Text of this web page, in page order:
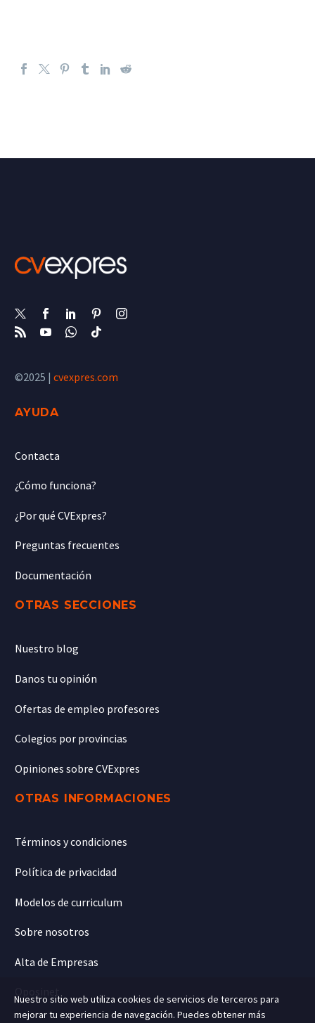
©2025 | cvexpres.com
AYUDA
Contacta
¿Cómo funciona?
¿Por qué CVExpres?
Preguntas frecuentes
Documentación
OTRAS SECCIONES
Nuestro blog
Danos tu opinión
Ofertas de empleo profesores
Colegios por provincias
Opiniones sobre CVExpres
OTRAS INFORMACIONES
Términos y condiciones
Política de privacidad
Modelos de curriculum
Sobre nosotros
Alta de Empresas
Nuestro sitio web utiliza cookies de servicios de terceros para
mejorar tu experiencia de navegación. Puedes obtener más